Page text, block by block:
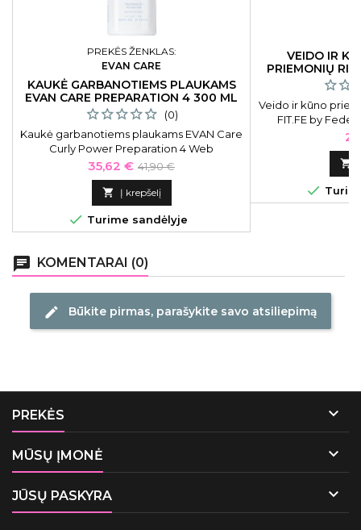
PREKĖS ŽENKLAS:
EVAN CARE
KAUKĖ GARBANOTIEMS PLAUKAMS
EVAN CARE PREPARATION 4 300 ML
(0)
Kaukė garbanotiems plaukams EVAN Care
Curly Power Preparation 4 Web
Reconstructive Mask EVANCPP1008, 300
ml
Kaina
35,62 € Bazinė
kaina
41,90 €
 Į krepšelį
 Turime sandėlyje
VEIDO IR
PRIEMONIŲ
Veido ir kūno
FIT.FE by Fede


chat KOMENTARAI (0)
edit Būkite pirmas, parašykite savo atsiliepimą
PREKĖS 
MŪSŲ ĮMONĖ 
JŪSŲ PASKYRA 